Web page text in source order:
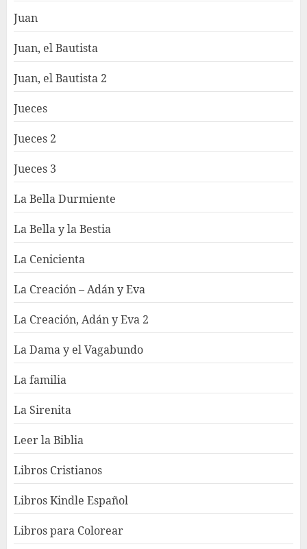
Juan
Juan, el Bautista
Juan, el Bautista 2
Jueces
Jueces 2
Jueces 3
La Bella Durmiente
La Bella y la Bestia
La Cenicienta
La Creación – Adán y Eva
La Creación, Adán y Eva 2
La Dama y el Vagabundo
La familia
La Sirenita
Leer la Biblia
Libros Cristianos
Libros Kindle Español
Libros para Colorear